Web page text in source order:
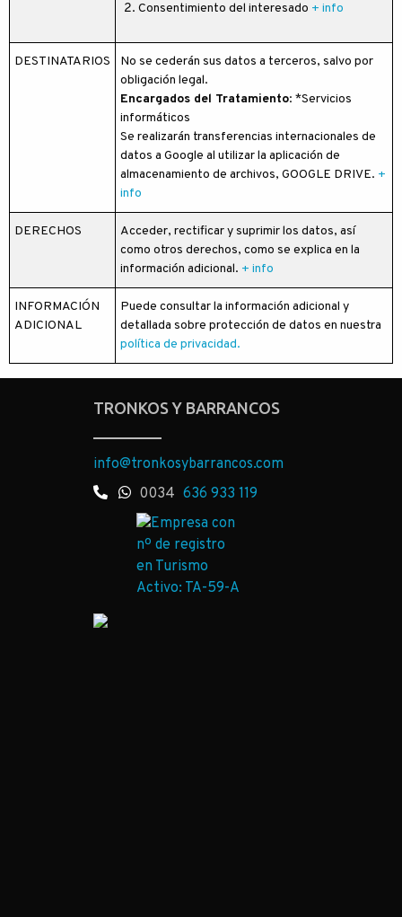
Consentimiento del interesado + info
DESTINATARIOS
No se cederán sus datos a terceros, salvo por
obligación legal.
Encargados del Tratamiento: *Servicios
informáticos
Se realizarán transferencias internacionales de
datos a Google al utilizar la aplicación de
almacenamiento de archivos, GOOGLE DRIVE. +
info
DERECHOS
Acceder, rectificar y suprimir los datos, así
como otros derechos, como se explica en la
información adicional. + info
INFORMACIÓN
ADICIONAL
Puede consultar la información adicional y
detallada sobre protección de datos en nuestra
política de privacidad.
TRONKOS Y BARRANCOS
info@tronkosybarrancos.com
0034 636 933 119